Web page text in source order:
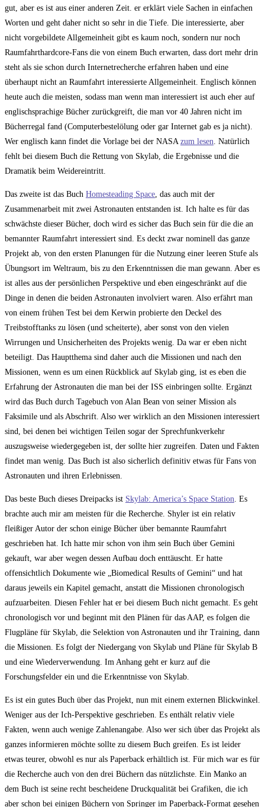
gut, aber es ist aus einer anderen Zeit. er erklärt viele Sachen in einfachen
Worten und geht daher nicht so sehr in die Tiefe. Die interessierte, aber
nicht vorgebildete Allgemeinheit gibt es kaum noch, sondern nur noch
Raumfahrthardcore-Fans die von einem Buch erwarten, dass dort mehr drin
steht als sie schon durch Internetrecherche erfahren haben und eine
überhaupt nicht an Raumfahrt interessierte Allgemeinheit. Englisch können
heute auch die meisten, sodass man wenn man interessiert ist auch eher auf
englischsprachige Bücher zurückgreift, die man vor 40 Jahren nicht im
Bücherregal fand (Computerbestelölung oder gar Internet gab es ja nicht).
Wer englisch kann findet die Vorlage bei der NASA zum lesen . Natürlich
fehlt bei diesem Buch die Rettung von Skylab, die Ergebnisse und die
Dramatik beim Weidereintritt.
Das zweite ist das Buch Homesteading Space , das auch mit der
Zusammenarbeit mit zwei Astronauten entstanden ist. Ich halte es für das
schwächste dieser Bücher, doch wird es sicher das Buch sein für die die an
bemannter Raumfahrt interessiert sind. Es deckt zwar nominell das ganze
Projekt ab, von den ersten Planungen für die Nutzung einer leeren Stufe als
Übungsort im Weltraum, bis zu den Erkenntnissen die man gewann. Aber es
ist alles aus der persönlichen Perspektive und eben eingeschränkt auf die
Dinge in denen die beiden Astronauten involviert waren. Also erfährt man
von einem frühen Test bei dem Kerwin probierte den Deckel des
Treibstofftanks zu lösen (und scheiterte), aber sonst von den vielen
Wirrungen und Unsicherheiten des Projekts wenig. Da war er eben nicht
beteiligt. Das Hauptthema sind daher auch die Missionen und nach den
Missionen, wenn es um einen Rückblick auf Skylab ging, ist es eben die
Erfahrung der Astronauten die man bei der ISS einbringen sollte. Ergänzt
wird das Buch durch Tagebuch von Alan Bean von seiner Mission als
Faksimile und als Abschrift. Also wer wirklich an den Missionen interessiert
sind, bei denen bei wichtigen Teilen sogar der Sprechfunkverkehr
auszugsweise wiedergegeben ist, der sollte hier zugreifen. Daten und Fakten
findet man wenig. Das Buch ist also sicherlich definitiv etwas für Fans von
Astronauten und ihren Erlebnissen.
Das beste Buch dieses Dreipacks ist Skylab: America’s Space Station . Es
brachte auch mir am meisten für die Recherche. Shyler ist ein relativ
fleißiger Autor der schon einige Bücher über bemannte Raumfahrt
geschrieben hat. Ich hatte mir schon von ihm sein Buch über Gemini
gekauft, war aber wegen dessen Aufbau doch enttäuscht. Er hatte
offensichtlich Dokumente wie „Biomedical Results of Gemini“ und hat
daraus jeweils ein Kapitel gemacht, anstatt die Missionen chronologisch
aufzuarbeiten. Diesen Fehler hat er bei diesem Buch nicht gemacht. Es geht
chronologisch vor und beginnt mit den Plänen für das AAP, es folgen die
Flugpläne für Skylab, die Selektion von Astronauten und ihr Training, dann
die Missionen. Es folgt der Niedergang von Skylab und Pläne für Skylab B
und eine Wiederverwendung. Im Anhang geht er kurz auf die
Forschungsfelder ein und die Erkenntnisse von Skylab.
Es ist ein gutes Buch über das Projekt, nun mit einem externen Blickwinkel.
Weniger aus der Ich-Perspektive geschrieben. Es enthält relativ viele
Fakten, wenn auch wenige Zahlenangabe. Also wer sich über das Projekt als
ganzes informieren möchte sollte zu diesem Buch greifen. Es ist leider
etwas teurer, obwohl es nur als Paperback erhältlich ist. Für mich war es für
die Recherche auch von den drei Büchern das nützlichste. Ein Manko an
dem Buch ist seine recht bescheidene Druckqualität bei Grafiken, die ich
aber schon bei einigen Büchern von Springer im Paperback-Format gesehen